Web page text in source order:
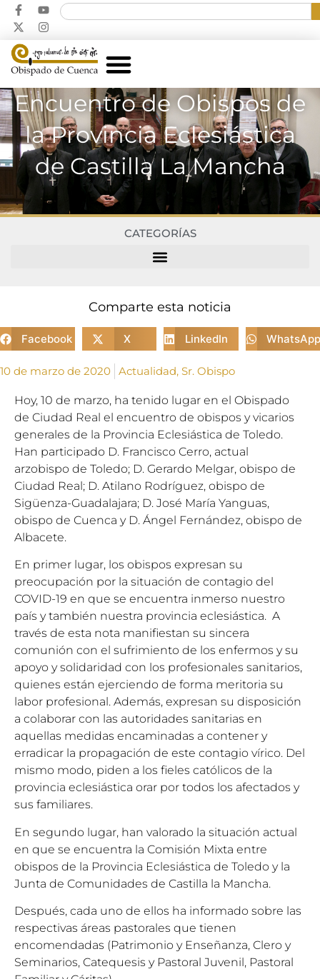
Encuentro de Obispos de
la Provincia Eclesiástica
de Castilla La Mancha
CATEGORÍAS
Comparte esta noticia
Facebook X LinkedIn WhatsApp
10 de marzo de 2020 Actualidad, Sr. Obispo
Hoy, 10 de marzo, ha tenido lugar en el Obispado
de Ciudad Real el encuentro de obispos y vicarios
generales de la Provincia Eclesiástica de Toledo.
Han participado D. Francisco Cerro, actual
arzobispo de Toledo; D. Gerardo Melgar, obispo de
Ciudad Real; D. Atilano Rodríguez, obispo de
Sigüenza-Guadalajara; D. José María Yanguas,
obispo de Cuenca y D. Ángel Fernández, obispo de
Albacete.
En primer lugar, los obispos expresan su
preocupación por la situación de contagio del
COVID-19 en que se encuentra inmerso nuestro
país y también nuestra provincia eclesiástica. A
través de esta nota manifiestan su sincera
comunión con el sufrimiento de los enfermos y su
apoyo y solidaridad con los profesionales sanitarios,
quienes están ejerciendo de forma meritoria su
labor profesional. Además, expresan su disposición
a colaborar con las autoridades sanitarias en
aquellas medidas encaminadas a contener y
erradicar la propagación de este contagio vírico. Del
mismo modo, piden a los fieles católicos de la
provincia eclesiástica orar por todos los afectados y
sus familiares.
En segundo lugar, han valorado la situación actual
en que se encuentra la Comisión Mixta entre
obispos de la Provincia Eclesiástica de Toledo y la
Junta de Comunidades de Castilla la Mancha.
Después, cada uno de ellos ha informado sobre las
respectivas áreas pastorales que tienen
encomendadas (Patrimonio y Enseñanza, Clero y
Seminarios, Catequesis y Pastoral Juvenil, Pastoral